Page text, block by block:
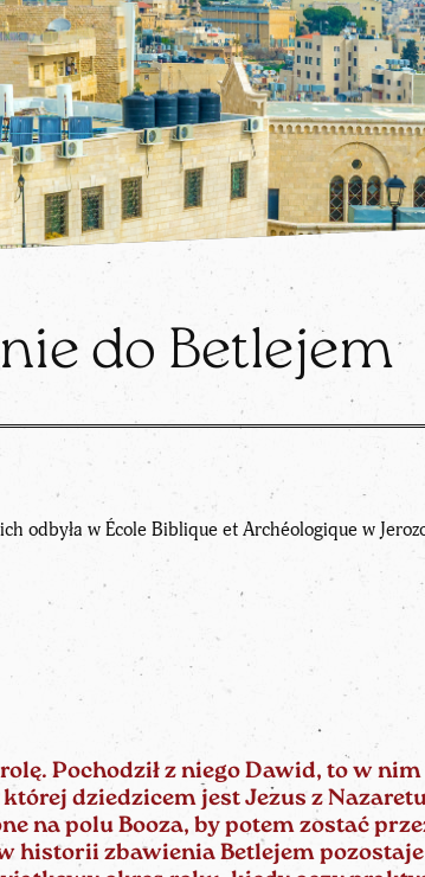
do Betlejem
odbyła w École Biblique et Archéologique w
Pochodził z niego Dawid, to w nim
dziedzicem jest Jezus z
na polu Booza, by potem zostać
historii zbawienia Betlejem